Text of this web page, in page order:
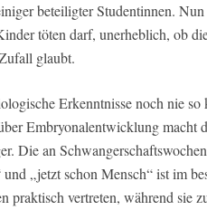
beteiligter Studentinnen.
töten darf, unerheblich, ob
glaubt.
Erkenntnisse noch nie so
Embryonalentwicklung macht
Die an
„jetzt schon Mensch“ ist im
praktisch vertreten, während sie